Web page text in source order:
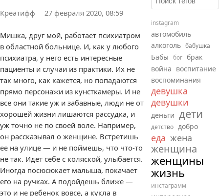
Креатифф 27 февраля 2020, 08:59
Мишка, друг мой, работает психиатром
в областной больнице. И, как у любого
психиатра, у него есть интересные
пациенты и случаи из практики. Их не
так много, как кажется, но попадаются
прямо персонажи из кунсткамеры. И не
все они такие уж и забавные, люди не от
хорошей жизни лишаются рассудка, и
уж точно не по своей воле. Например,
он рассказывал о женщине. Встретишь
ее на улице — и не поймешь, что что-то
не так. Идет себе с коляской, улыбается.
Иногда посюсюкает малыша, покачает
его на ручках. А подойдешь ближе —
это и не ребенок вовсе, а кукла в
instagram
автомобиль
алкоголь бабушка
Бабы бог брак
война воспитание
воспоминания
девушка
девушки
деньги дети
детство добро
еда жена
женщина
женщины
жизнь
инстаграмм